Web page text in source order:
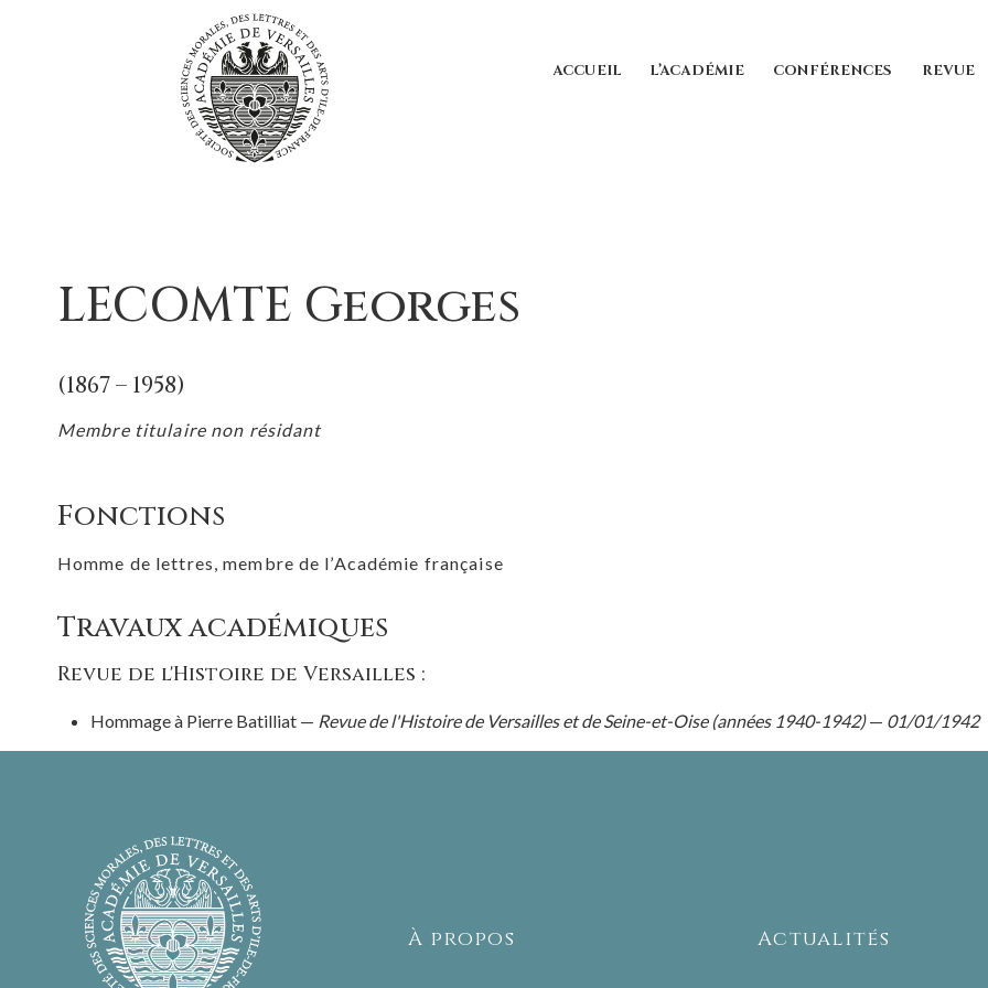
ACCUEIL L’ACADÉMIE CONFÉRENCES REVUE
LECOMTE Georges
(1867 – 1958)
Membre titulaire non résidant
Fonctions
Homme de lettres, membre de l’Académie française
Travaux académiques
Revue de l'Histoire de Versailles :
Hommage à Pierre Batilliat — Revue de l'Histoire de Versailles et de Seine-et-Oise (années 1940-1942)— 01/01/1942
À propos Actualités